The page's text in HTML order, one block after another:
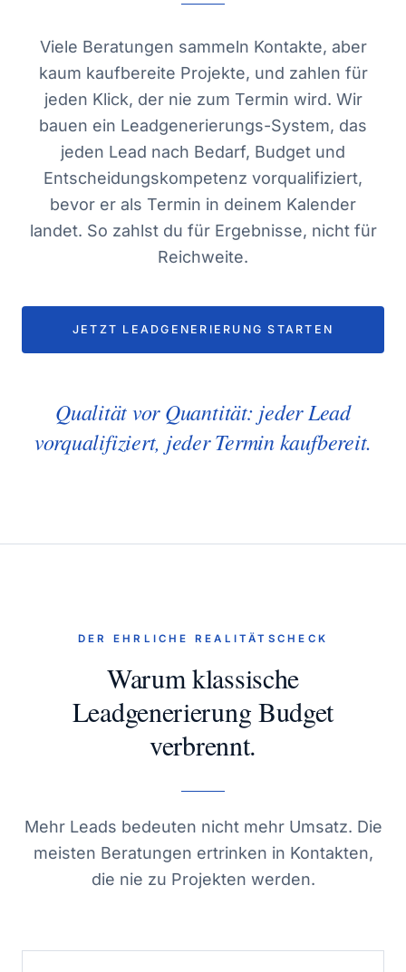
Viele Beratungen sammeln Kontakte, aber
kaum kaufbereite Projekte, und zahlen für
jeden Klick, der nie zum Termin wird. Wir
bauen ein Leadgenerierungs-System, das
jeden Lead nach Bedarf, Budget und
Entscheidungskompetenz vorqualifiziert,
bevor er als Termin in deinem Kalender
landet. So zahlst du für Ergebnisse, nicht für
Reichweite.
JETZT LEADGENERIERUNG STARTEN
Qualität vor Quantität: jeder Lead
vorqualifiziert, jeder Termin kaufbereit.
DER EHRLICHE REALITÄTSCHECK
Warum klassische
Leadgenerierung Budget
verbrennt.
Mehr Leads bedeuten nicht mehr Umsatz. Die
meisten Beratungen ertrinken in Kontakten,
die nie zu Projekten werden.